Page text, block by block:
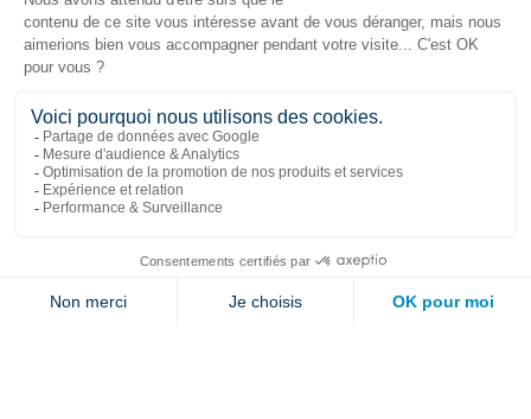
Liens populaires
Nous joindre